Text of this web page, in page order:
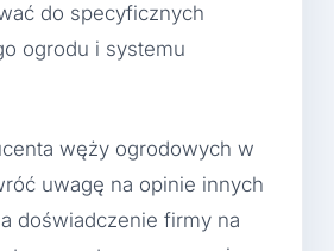
do specyficznych
ogrodu i systemu
węży ogrodowych w
uwagę na opinie innych
doświadczenie firmy na